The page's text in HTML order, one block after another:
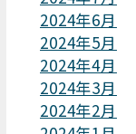
2024年6月
2024年5月
2024年4月
2024年3月
2024年2月